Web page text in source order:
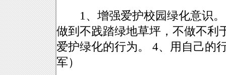
1、增强爱护校园绿化意识。
做到不践踏绿地草坪，不做不
爱护绿化的行为。 4、用自己的
军）